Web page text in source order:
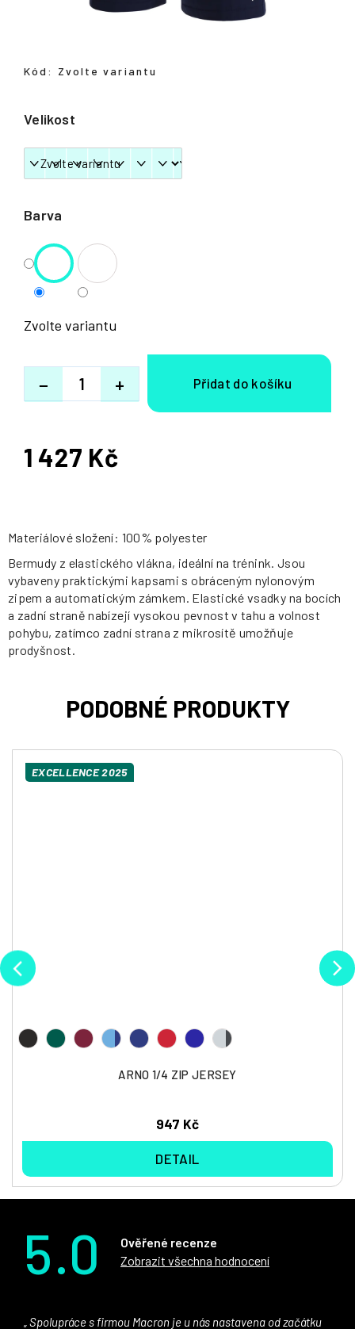
Barva
Velikost
Zvolte variantu
+
−
Kód: Zvolte variantu
1 427 Kč
Měrná
Materiálové složení: 100% polyester
Bermudy z elastického vlákna, ideální na trénink. Jsou
vybaveny praktickými kapsami s obráceným nylonovým
zipem a automatickým zámkem. Elastické vsadky na bocích
a zadní straně nabízejí vysokou pevnost v tahu a volnost
pohybu, zatímco zadní strana z mikrosítě umožňuje
prodyšnost.
EXCELLENCE 2025
ARNO 1/4 ZIP JERSEY
947 Kč
DETAIL
5.0
Ověřené recenze
Zobrazit všechna hodnocení